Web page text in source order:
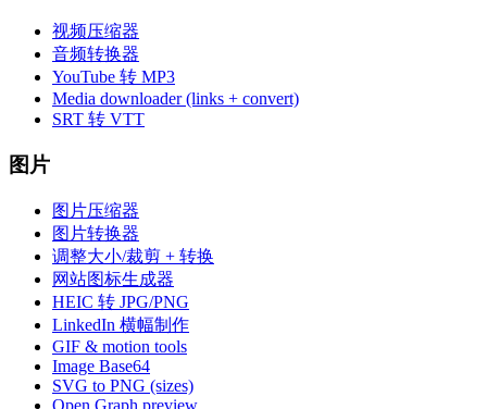
视频压缩器
音频转换器
YouTube 转 MP3
Media downloader (links + convert)
SRT 转 VTT
图片
图片压缩器
图片转换器
调整大小/裁剪 + 转换
网站图标生成器
HEIC 转 JPG/PNG
LinkedIn 横幅制作
GIF & motion tools
Image Base64
SVG to PNG (sizes)
Open Graph preview